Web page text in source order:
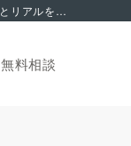
集客でお悩みの方へ。 2006年から地域を支える中小企業のマーケティングサポートに特化。これまで積み上げてきたノウハウを皆様にご活用いただくために、経験豊富なコンサルタントがネットとリアルを融合した独自の集客サポートでお応え致します。オンライン無料相談からお申込みいただけます。
無料相談